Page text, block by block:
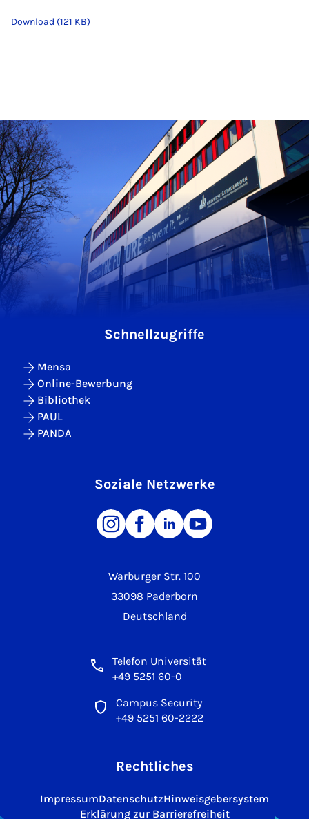
Download (121 KB)
Warburger Str. 100
33098 Paderborn
Deutschland
Telefon Universität
+49 5251 60-0
Campus Security
+49 5251 60-2222
Schnellzugriffe
Mensa
Online-Bewerbung
Bibliothek
PAUL
PANDA
Soziale Netzwerke
Rechtliches
ImpressumDatenschutzHinweisgebersystem
Erklärung zur Barrierefreiheit